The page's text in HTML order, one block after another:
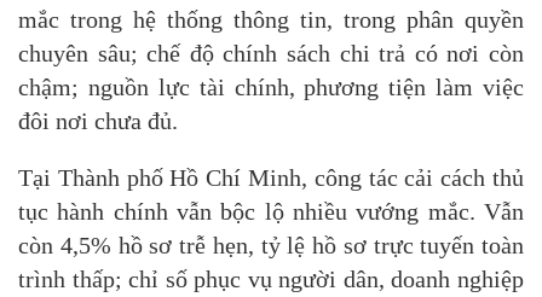
mắc trong hệ thống thông tin, trong phân quyền
chuyên sâu; chế độ chính sách chi trả có nơi còn
chậm; nguồn lực tài chính, phương tiện làm việc
đôi nơi chưa đủ.
Tại Thành phố Hồ Chí Minh, công tác cải cách thủ
tục hành chính vẫn bộc lộ nhiều vướng mắc. Vẫn
còn 4,5% hồ sơ trễ hẹn, tỷ lệ hồ sơ trực tuyến toàn
trình thấp; chỉ số phục vụ người dân, doanh nghiệp